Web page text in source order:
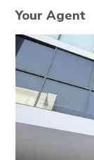
Your Agent